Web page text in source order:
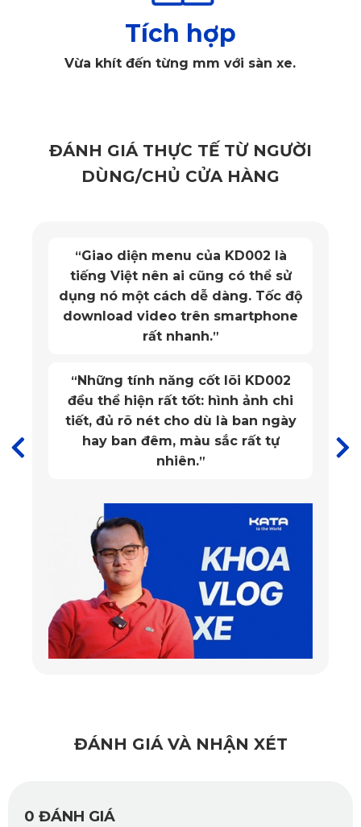
Thảm lót sàn Honda Civic
Chất liệu PVC vượt trội, đảm bảo an toàn cho
PVC nguyên sinh cao cấp, đảm bảo an toàn cho sức khỏe
người sử dụng. Sản phẩm được đạt chứng nhận chất lượng
lựa chọn thảm lót từ thương hiệu này.
Chất liệu PVC vượt trội đạt chứng nhận SGS Châu Âu,
đảm bảo an toàn cho người dùng
Độ bền vượt thời gian
Các sản phẩm đến từ thương hiệu KATA đều được người
Thảm lót sàn từ KATA được làm từ nguyên liệu cao cấp, có
khoản tiền để mua thảm lót sàn mới.
Tích hợp
Vừa khít đến từng mm với sàn xe.
ĐÁNH GIÁ THỰC TẾ TỪ NGƯỜI
DÙNG/CHỦ CỬA HÀNG
“Giao diện menu của KD002 là
tiếng Việt nên ai cũng có thể sử
dụng nó một cách dễ dàng. Tốc độ
download video trên smartphone
rất nhanh.”
“Những tính năng cốt lõi KD002
đều thể hiện rất tốt: hình ảnh chi
tiết, đủ rõ nét cho dù là ban ngày
hay ban đêm, màu sắc rất tự
nhiên.”
ĐÁNH GIÁ VÀ NHẬN XÉT
0 ĐÁNH GIÁ